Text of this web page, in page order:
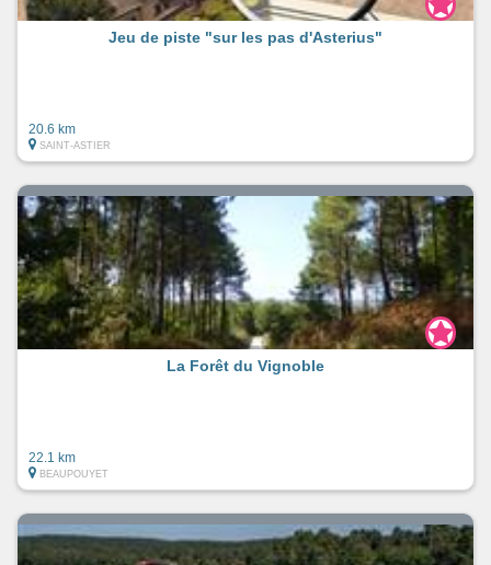
Jeu de piste "sur les pas d'Asterius"
20.6 km
SAINT-ASTIER
La Forêt du Vignoble
22.1 km
BEAUPOUYET